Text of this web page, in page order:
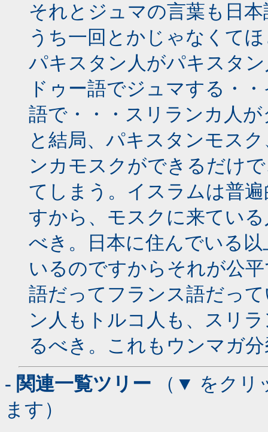
それとジュマの言葉も日
うち一回とかじゃなくて
パキスタン人がパキスタ
ドゥー語でジュマする・
語で・・・スリランカ人
と結局、パキスタンモス
ンカモスクができるだけ
てしまう。イスラムは普
すから、モスクに来てい
べき。日本に住んでいる
いるのですからそれが公
語だってフランス語だっ
ン人もトルコ人も、スリ
るべき。これもウンマガ
- 関連一覧ツリー （▼ をクリ
ます）